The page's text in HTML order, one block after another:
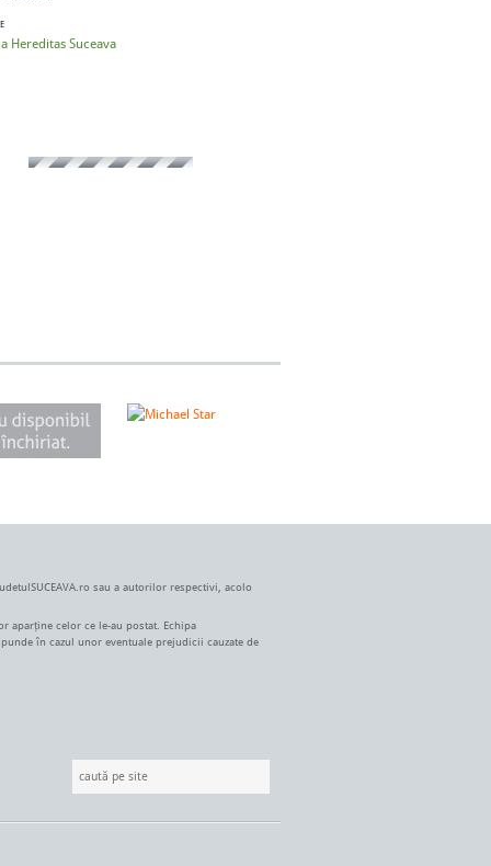
sau a autorilor respectivi, acolo
aparține celor ce le-au postat. Echipa
în cazul unor eventuale prejudicii cauzate de